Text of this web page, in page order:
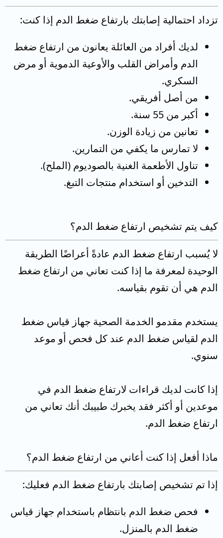
تزداد احتمالية إصابتك بارتفاع ضغط الدم إذا كنت:
لديك أفراد من العائلة يعانون من ارتفاع ضغط
الدم وأمراض القلب والأوعية الدموية أو مرض
السكري.
من أصل أفريقي.
أكبر من 55 سنة.
تعانين من زيادة الوزن.
لا تمارس ما يكفي من التمارين.
تناول الأطعمة الغنية بالصوديوم (الملح).
التدخين أو استخدام منتجات التبغ.
كيف يتم تشخيص ارتفاع ضغط الدم؟
لا يُسبب ارتفاع ضغط الدم عادةً أعراضًا الطريقة
الوحيدة لمعرفة ما إذا كنت تعاني من ارتفاع ضغط
الدم هي أن تقوم بقياسه.
يستخدم مقدمو الخدمة الصحية جهاز قياس ضغط
الدم لقياس ضغط الدم عند كل فحص أو موعد
سنوي.
إذا كانت لديك قراءات لارتفاع ضغط الدم في
موعدين أو أكثر فقد يخبرك طبيبك أنك تعاني من
ارتفاع ضغط الدم.
ماذا أفعل إذا كنت أعاني من ارتفاع ضغط الدم؟
إذا تم تشخيص إصابتك بارتفاع ضغط الدم فعليك:
فحص ضغط الدم بانتظام باستخدام جهاز قياس
ضغط الدم بالمنزل.